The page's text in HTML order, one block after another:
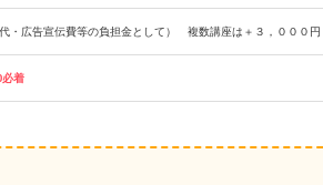
・広告宣伝費等の負担金として） 複数講座は＋３，０００円
必着